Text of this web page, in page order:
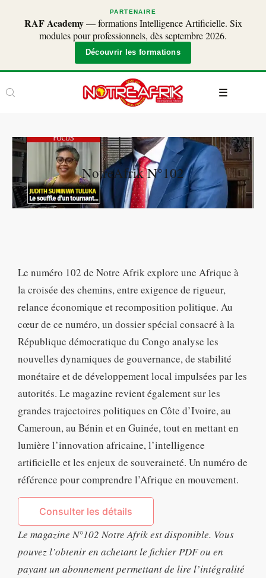
PARTENAIRE
RAF Academy— formations Intelligence Artificielle. Six
modules pour professionnels, dès septembre 2026.
Découvrir les formations
NotreAfrik N°102
Le numéro 102 de Notre Afrik explore une Afrique à
la croisée des chemins, entre exigence de rigueur,
relance économique et recomposition politique. Au
cœur de ce numéro, un dossier spécial consacré à la
République démocratique du Congo analyse les
nouvelles dynamiques de gouvernance, de stabilité
monétaire et de développement local impulsées par les
autorités. Le magazine revient également sur les
grandes trajectoires politiques en Côte d’Ivoire, au
Cameroun, au Bénin et en Guinée, tout en mettant en
lumière l’innovation africaine, l’intelligence
artificielle et les enjeux de souveraineté. Un numéro de
référence pour comprendre l’Afrique en mouvement.
Consulter les détails
Le magazine N°102 Notre Afrik est disponible. Vous
pouvez l’obtenir en achetant le fichier PDF ou en
payant un abonnement permettant de lire l’intégralité